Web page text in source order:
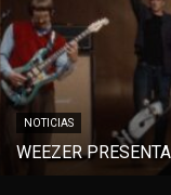
NOTICIAS
WEEZER